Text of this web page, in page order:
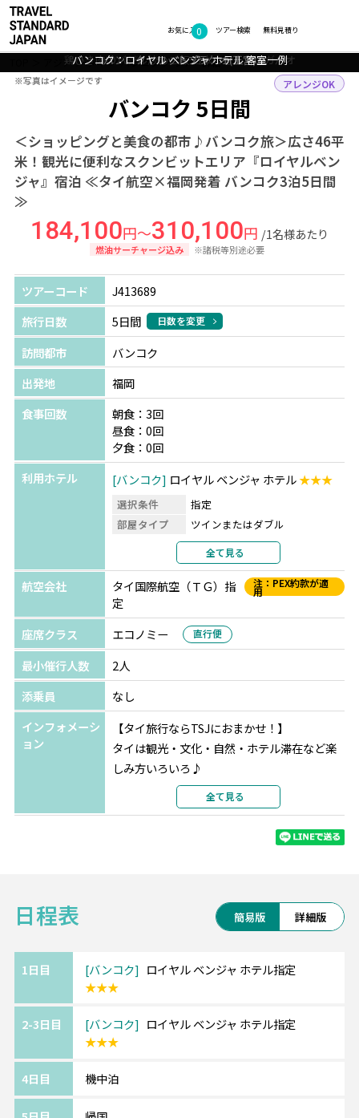
お気に入り
0 無料見積り
ツアー検索
アジア タイ バンコク ツアー詳細
バンコク 5日間
＜ショッピングと美食の都市♪バンコク旅＞広さ46平
米！観光に便利なスクンビットエリア『ロイヤルベン
ジャ』宿泊 ≪タイ航空×福岡発着 バンコク3泊5日間
≫
アレンジOK
184,100円～310,100円 /1名様あたり
燃油サーチャージ込み ※諸税等別途必要
バンコク：ワット・アルンの仏像
鶏ひき肉のバジル炒めご飯 日本でも人気のガパオ
バンコク：ワットプラケオ(王宮)
バンコク：ロイヤル ベンジャ ホテル 客室一例
バンコク：ロイヤル ベンジャ ホテル ロビー
フォトギャラリー
※写真はイメージです
※写真はイメージです
ツアーコード
J413689
旅行日数
5日間 日数を変更
訪問都市
バンコク
出発地
福岡
食事回数
朝食：3回
昼食：0回
夕食：0回
利用ホテル
バンコク ロイヤル ベンジャ ホテル★★★
選択条件
指定
部屋タイプ
ツインまたはダブル
2名1室利用
部屋カテゴリ
デラックス
全て見る
航空会社
タイ国際航空（ＴＧ）指
定
注：PEX約款が適
用
座席クラス エコノミー 直行便
最小催行人数
2人
添乗員
なし
インフォメーシ
ョン
【タイ旅行ならTSJにおまかせ！】
タイは観光・文化・自然・ホテル滞在など楽
しみ方いろいろ♪
ホテル変更やビーチ＆シティーの周遊など、
予算やご希望に合わせてアレンジ可能です！
スクンビットソイ5にあるため観光に遊び、食
＜最寄駅＞
全て見る
日程表 簡易版 詳細版
1日目 バンコク
ロイヤル ベンジャ ホテル指定
★★★
2-3日目 バンコク
ロイヤル ベンジャ ホテル指定
★★★
4日目 機中泊